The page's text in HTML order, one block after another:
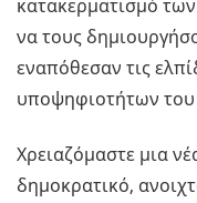
κατακερματισμό
να τους
εναπόθεσαν τις
υποψηφιοτήτων
Χρειαζόμαστε μια
δημοκρατικό,